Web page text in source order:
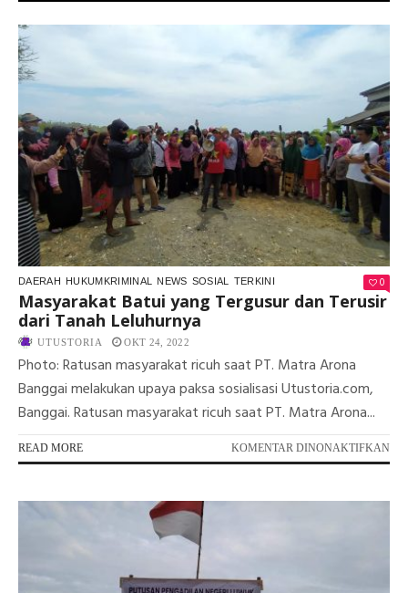
DAERAH HUKUMKRIMINAL NEWS SOSIAL TERKINI 0
Masyarakat Batui yang Tergusur dan Terusir
dari Tanah Leluhurnya
UTUSTORIA OKT 24, 2022
Photo: Ratusan masyarakat ricuh saat PT. Matra Arona
Banggai melakukan upaya paksa sosialisasi Utustoria.com,
Banggai. Ratusan masyarakat ricuh saat PT. Matra Arona...
READ MORE KOMENTAR DINONAKTIFKAN